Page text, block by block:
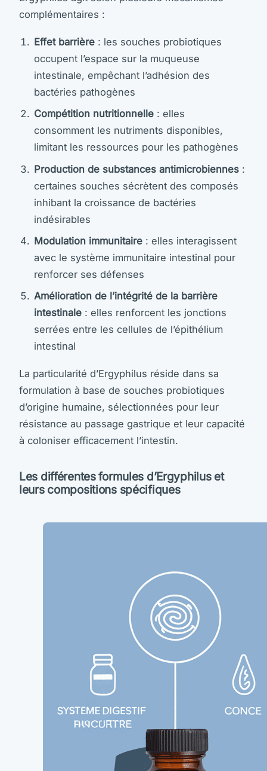
complémentaires :
Effet barrière : les souches probiotiques
occupent l’espace sur la muqueuse
intestinale, empêchant l’adhésion des
bactéries pathogènes
Compétition nutritionnelle : elles
consomment les nutriments disponibles,
limitant les ressources pour les pathogènes
Production de substances antimicrobiennes :
certaines souches sécrètent des composés
inhibant la croissance de bactéries
indésirables
Modulation immunitaire : elles interagissent
avec le système immunitaire intestinal pour
renforcer ses défenses
Amélioration de l’intégrité de la barrière
intestinale : elles renforcent les jonctions
serrées entre les cellules de l’épithélium
intestinal
La particularité d’Ergyphilus réside dans sa
formulation à base de souches probiotiques
d’origine humaine, sélectionnées pour leur
résistance au passage gastrique et leur capacité
à coloniser efficacement l’intestin.
Les différentes formules d’Ergyphilus et
leurs compositions spécifiques